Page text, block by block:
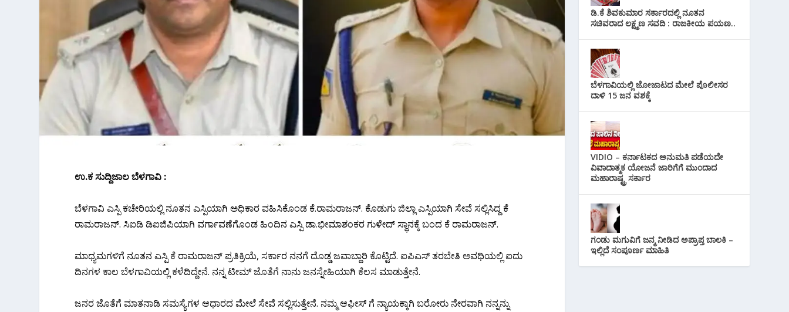
ಉ.ಕ ಸುದ್ದಿಜಾಲ ಬೆಳಗಾವಿ :
ಬೆಳಗಾವಿ ಎಸ್ಪಿ ಕಚೇರಿಯಲ್ಲಿ ನೂತನ ಎಸ್ಪಿಯಾಗಿ ಅಧಿಕಾರ ವಹಿಸಿಕೊಂಡ ಕೆ.ರಾಮರಾಜನ್. ಕೊಡುಗು ಜಿಲ್ಲಾ ಎಸ್ಪಿಯಾಗಿ ಸೇವೆ ಸಲ್ಲಿಸಿದ್ದ ಕೆ
ರಾಮರಾಜನ್. ಸಿಐಡಿ ಡಿಐಜಿಪಿಯಾಗಿ ವರ್ಗಾವಣೆಗೊಂಡ ಹಿಂದಿನ ಎಸ್ಪಿ ಡಾ.ಭೀಮಾಶಂಕರ ಗುಳೇದ್ ಸ್ಥಾನಕ್ಕೆ ಬಂದ ಕೆ ರಾಮರಾಜನ್.
ಮಾಧ್ಯಮಗಳಿಗೆ ನೂತನ ಎಸ್ಪಿ ಕೆ ರಾಮರಾಜನ್ ಪ್ರತಿಕ್ರಿಯೆ, ಸರ್ಕಾರ ನನಗೆ ದೊಡ್ಡ ಜವಾಬ್ದಾರಿ ಕೊಟ್ಟಿದೆ. ಐಪಿಎಸ್ ತರಬೇತಿ ಅವಧಿಯಲ್ಲಿ ಐದು
ದಿನಗಳ ಕಾಲ ಬೆಳಗಾವಿಯಲ್ಲಿ ಕಳೆದಿದ್ದೇನೆ.‌ ನನ್ನ ಟೀಮ್ ಜೊತೆಗೆ ನಾನು ಜನಸ್ನೇಹಿಯಾಗಿ ಕೆಲಸ ಮಾಡುತ್ತೇನೆ.
ಜನರ ಜೊತೆಗೆ ಮಾತನಾಡಿ ಸಮಸ್ಯೆಗಳ ಆಧಾರದ ಮೇಲೆ ಸೇವೆ ಸಲ್ಲಿಸುತ್ತೇನೆ. ನಮ್ಮ ಆಫೀಸ್ ಗೆ ನ್ಯಾಯಕ್ಕಾಗಿ ಬರೋರು ನೇರವಾಗಿ ನನ್ನನ್ನು
ಡಿ.ಕೆ ಶಿವಕುಮಾರ ಸರ್ಕಾರದಲ್ಲಿ ನೂತನ
ಸಚಿವರಾದ ಲಕ್ಷ್ಮಣ ಸವದಿ : ರಾಜಕೀಯ ಪಯಣ..
ಬೆಳಗಾವಿಯಲ್ಲಿ ಜೋಜಾಟದ ಮೇಲೆ ಪೊಲೀಸರ
ದಾಳಿ 15 ಜನ ವಶಕ್ಕೆ
VIDIO – ಕರ್ನಾಟಕದ ಅನುಮತಿ ಪಡೆಯದೇ
ವಿವಾದಾತ್ಮಕ ಯೋಜನೆ ಜಾರಿಗೆಗೆ ಮುಂದಾದ
ಮಹಾರಾಷ್ಟ್ರ ಸರ್ಕಾರ
ಗಂಡು ಮಗುವಿಗೆ ಜನ್ಮ ನೀಡಿದ ಅಪ್ರಾಪ್ತ ಬಾಲಕಿ –
ಇಲ್ಲಿದೆ ಸಂಪೂರ್ಣ ಮಾಹಿತಿ